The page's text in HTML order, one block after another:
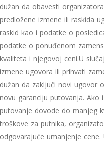
dužan da obavesti
predložene izmene ili raskida
raskid kao i podatke o
podatke o ponuđenom
kvaliteta i njegovoj ceni.U
izmene ugovora ili prihvati
dužan da zaključi novi ugovor
novu garanciju putovanja. Ako
putovanje dovode do manjeg
troškove za putnika,
odgovarajuće umanjenje